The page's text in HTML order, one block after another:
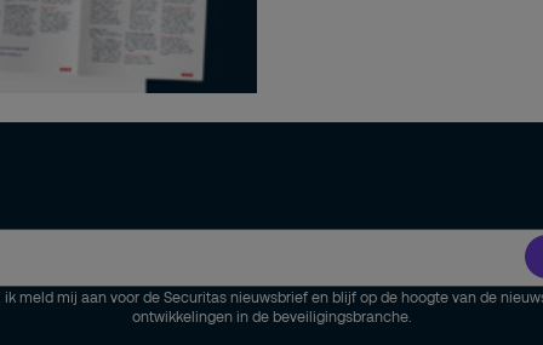
ik meld mij aan voor de Securitas nieuwsbrief en blijf op de hoogte van de
ontwikkelingen in de beveiligingsbranche.